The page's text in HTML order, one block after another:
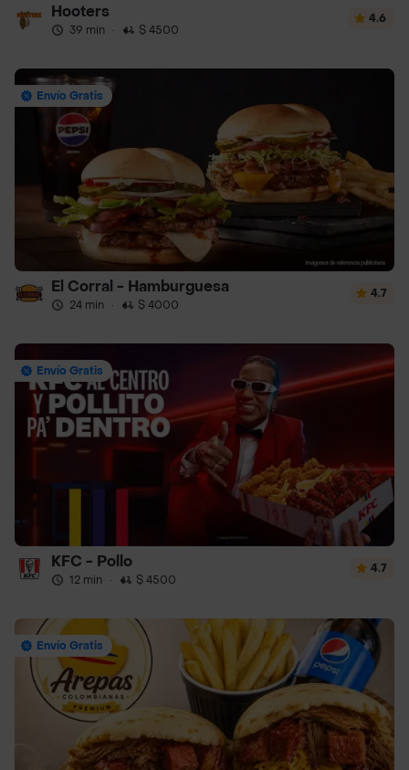
Hooters
39 min · $ 4500
4.6
Envío Gratis
El Corral - Hamburguesa
24 min · $ 4000
4.7
Envío Gratis
KFC - Pollo
12 min · $ 4500
4.7
Envío Gratis